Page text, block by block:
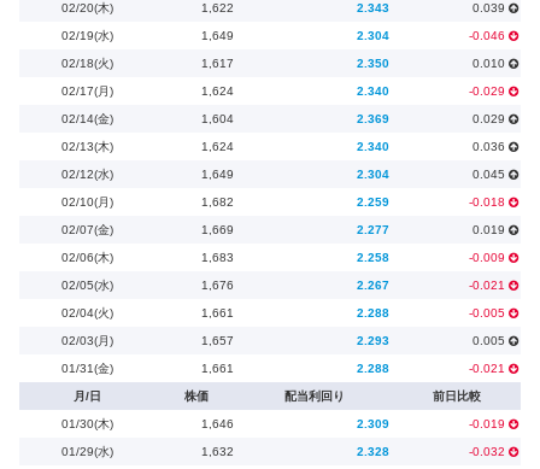
02/20(木) 1,622 2.343 0.039
02/19(水) 1,649 2.304 -0.046
02/18(火) 1,617 2.350 0.010
02/17(月) 1,624 2.340 -0.029
02/14(金) 1,604 2.369 0.029
02/13(木) 1,624 2.340 0.036
02/12(水) 1,649 2.304 0.045
02/10(月) 1,682 2.259 -0.018
02/07(金) 1,669 2.277 0.019
02/06(木) 1,683 2.258 -0.009
02/05(水) 1,676 2.267 -0.021
02/04(火) 1,661 2.288 -0.005
02/03(月) 1,657 2.293 0.005
01/31(金) 1,661 2.288 -0.021
月/日 株価 配当利回り 前日比較
01/30(木) 1,646 2.309 -0.019
01/29(水) 1,632 2.328 -0.032